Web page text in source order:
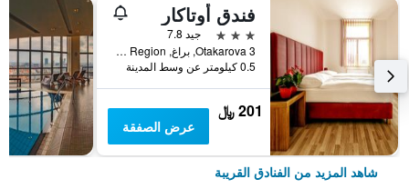
فندق أوتاكار
3 نجوم
جيد 7.8
Otakarova 3, براغ, Prague Region, جمهورية التشيك
0.5 كيلومتر عن وسط المدينة
201 ﷼
عرض الصفقة
شاهد المزيد من الفنادق القريبة